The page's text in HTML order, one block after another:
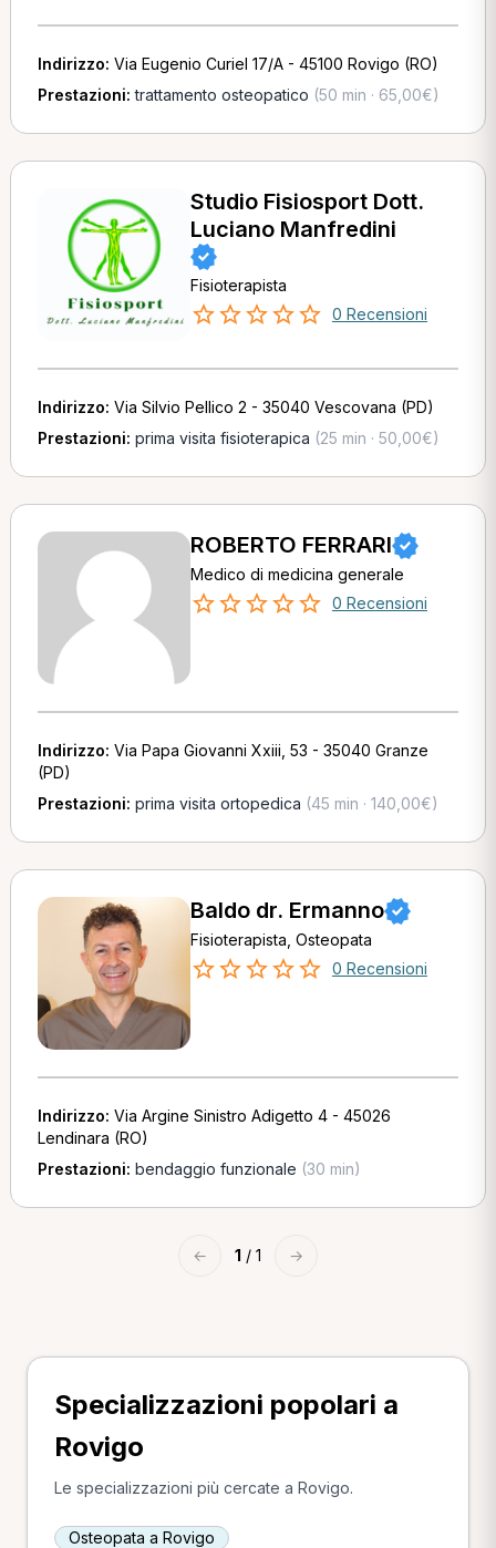
Indirizzo: Via Eugenio Curiel 17/A - 45100 Rovigo (RO)
Prestazioni:trattamento osteopatico (50 min · 65,00€)
Studio Fisiosport Dott.
Luciano Manfredini
Fisioterapista
0 Recensioni
Indirizzo: Via Silvio Pellico 2 - 35040 Vescovana (PD)
Prestazioni: prima visita fisioterapica (25 min · 50,00€)
ROBERTO FERRARI
Medico di medicina generale
0 Recensioni
Indirizzo: Via Papa Giovanni Xxiii, 53 - 35040 Granze
(PD)
Prestazioni: prima visita ortopedica (45 min · 140,00€)
Baldo dr. Ermanno
Fisioterapista, Osteopata
0 Recensioni
Indirizzo: Via Argine Sinistro Adigetto 4 - 45026
Lendinara (RO)
Prestazioni: bendaggio funzionale (30 min)
← 1 / 1 →
Specializzazioni popolari a
Rovigo
Le specializzazioni più cercate a Rovigo.
Osteopata a Rovigo